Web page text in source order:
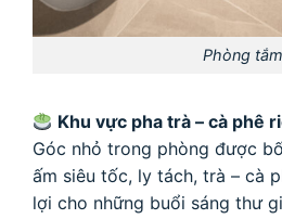
Phòng tắm
Khu vực pha trà – cà phê
Góc nhỏ trong phòng được
ấm siêu tốc, ly tách, trà – cà
lợi cho những buổi sáng thư